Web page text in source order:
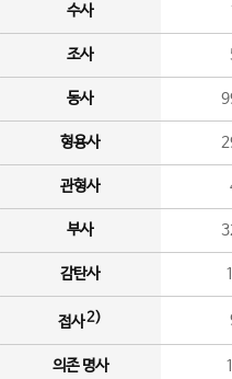
수사
조사
동사
형용사
관형사
부사
감탄사
접사2)
의존 명사